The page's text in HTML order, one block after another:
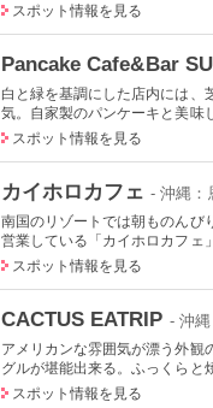
スポット情報を見る
Pancake Cafe&Bar
白と緑を基調にした店内には、
気。自家製のパンケーキと美味
スポット情報を見る
カイホロカフェ - 沖縄：
南国のリゾートでは朝ものんび
営業している「カイホロカフェ
スポット情報を見る
CACTUS EATRIP - 沖
アメリカンな雰囲気が漂う外観
グルが堪能出来る。ふっくらと
スポット情報を見る